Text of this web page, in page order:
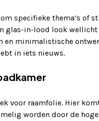
specifieke thema’s of
glas-in-lood look
minimalistische
in iets nieuws.
voor raamfolie. Hier
worden door de